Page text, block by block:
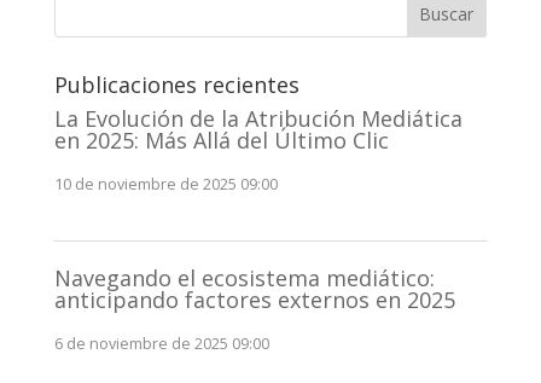
Buscar
Publicaciones recientes
La Evolución de la Atribución Mediática
en 2025: Más Allá del Último Clic
10 de noviembre de 2025 09:00
Navegando el ecosistema mediático:
anticipando factores externos en 2025
6 de noviembre de 2025 09:00